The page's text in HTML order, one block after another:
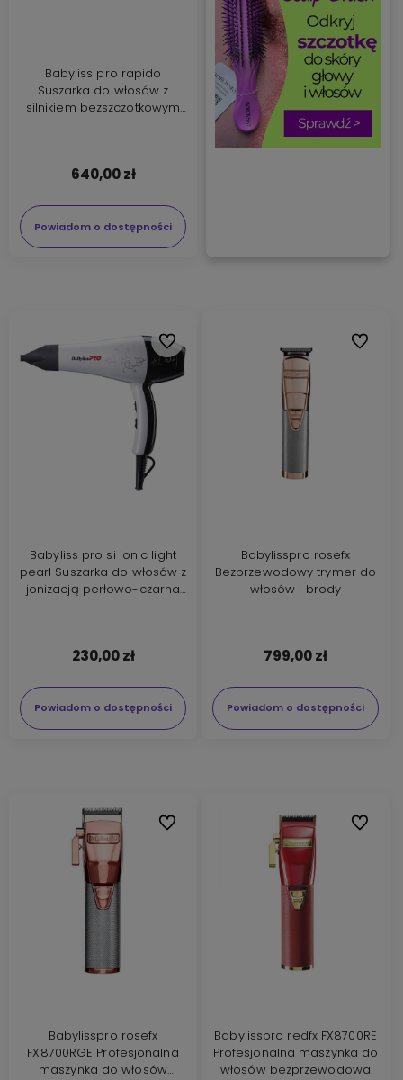
Babyliss pro rapido
Suszarka do włosów z
silnikiem bezszczotkowym
640,00 zł
Powiadom o dostępności
Babyliss pro si ionic light
pearl Suszarka do włosów z
jonizacją perłowo-czarna
230,00 zł
Powiadom o dostępności
Do ulubionych
Babylisspro rosefx
Bezprzewodowy trymer do
włosów i brody
799,00 zł
Powiadom o dostępności
Do
Babylisspro rosefx
FX8700RGE Profesjonalna
maszynka do włosów
Do ulubionych
Babylisspro redfx FX8700RE
Profesjonalna maszynka do
włosów bezprzewodowa
Do